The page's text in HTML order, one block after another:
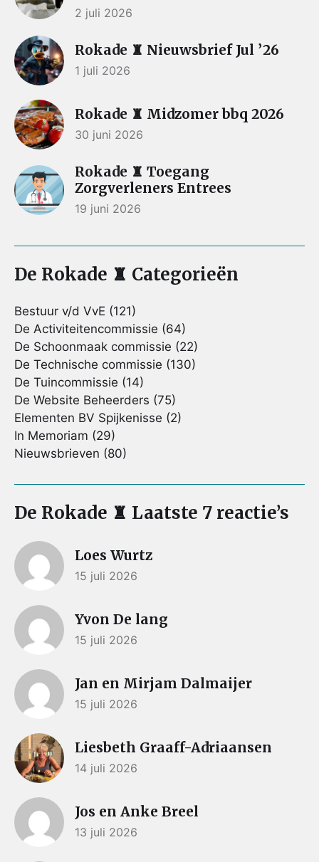
2 juli 2026
Rokade ♜ Nieuwsbrief Jul ’26
1 juli 2026
Rokade ♜ Midzomer bbq 2026
30 juni 2026
Rokade ♜ Toegang
Zorgverleners Entrees
19 juni 2026
De Rokade ♜ Categorieën
Bestuur v/d VvE (121)
De Activiteitencommissie (64)
De Schoonmaak commissie (22)
De Technische commissie (130)
De Tuincommissie (14)
De Website Beheerders (75)
Elementen BV Spijkenisse (2)
In Memoriam (29)
Nieuwsbrieven (80)
De Rokade ♜ Laatste 7 reactie’s
Loes Wurtz
15 juli 2026
Yvon De lang
15 juli 2026
Jan en Mirjam Dalmaijer
15 juli 2026
Liesbeth Graaff-Adriaansen
14 juli 2026
Jos en Anke Breel
13 juli 2026